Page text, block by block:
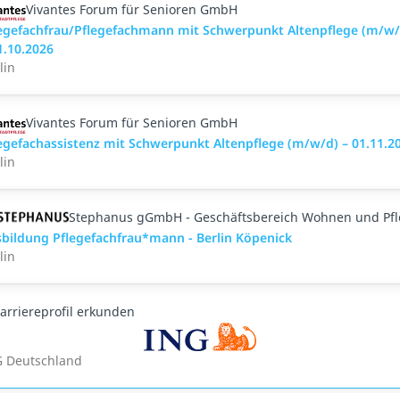
Vivantes Forum für Senioren GmbH
Pflegefachmann mit Schwerpunkt Altenpflege (m/
Vivantes Forum für Senioren GmbH
mit Schwerpunkt Altenpflege (m/w/d) –
Stephanus gGmbH - Geschäftsbereich Wohnen und
Pflegefachfrau*mann - Berlin Köpenick
erkunden
Deutschland